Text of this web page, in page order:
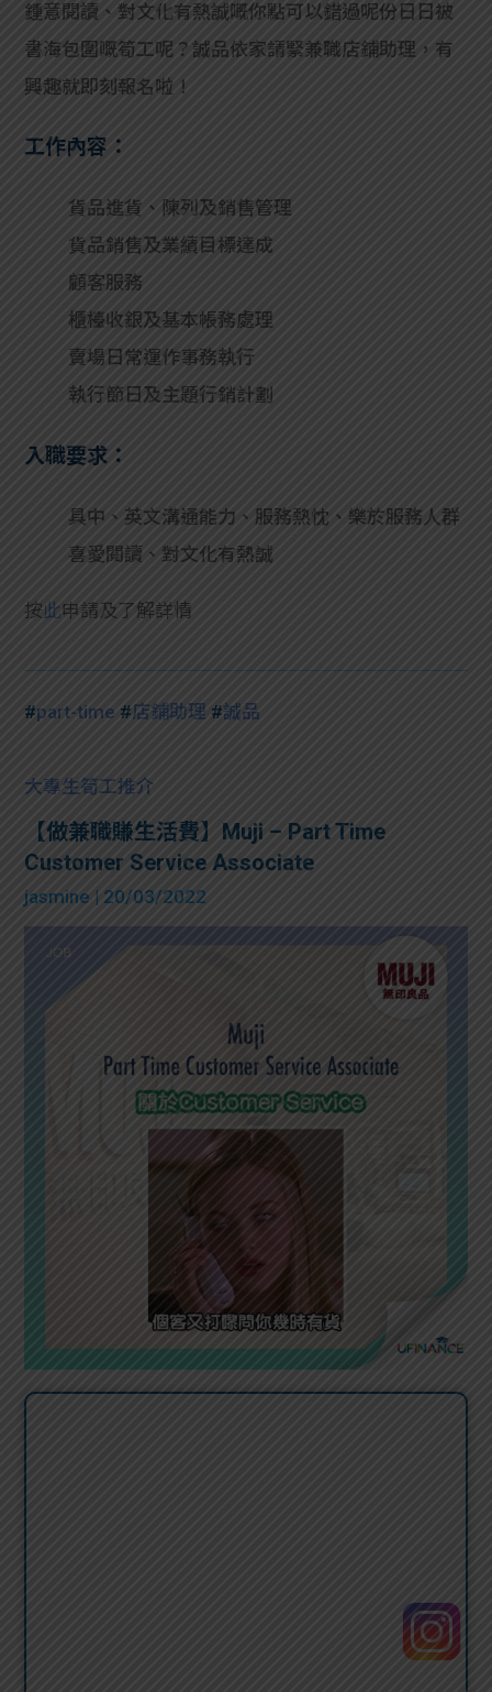
鍾意閱讀、對文化有熱誠嘅你點可以錯過呢份日日被
書海包圍嘅筍工呢？誠品依家請緊兼職店鋪助理，有
興趣就即刻報名啦！
工作內容：
貨品進貨、陳列及銷售管理
貨品銷售及業績目標達成
顧客服務
櫃檯收銀及基本帳務處理
賣場日常運作事務執行
執行節日及主題行銷計劃
入職要求：
具中、英文溝通能力、服務熱忱、樂於服務人群
喜愛閱讀、對文化有熱誠
按此申請及了解詳情
#part-time #店鋪助理 #誠品
大專生筍工推介
【做兼職賺生活費】Muji – Part Time
Customer Service Associate
jasmine | 20/03/2022